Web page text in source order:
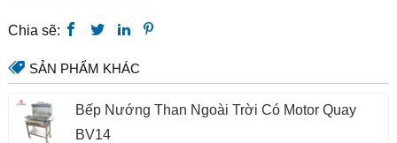
Chia sẽ:
SẢN PHẨM KHÁC
Bếp Nướng Than Ngoài Trời Có Motor Quay
BV14